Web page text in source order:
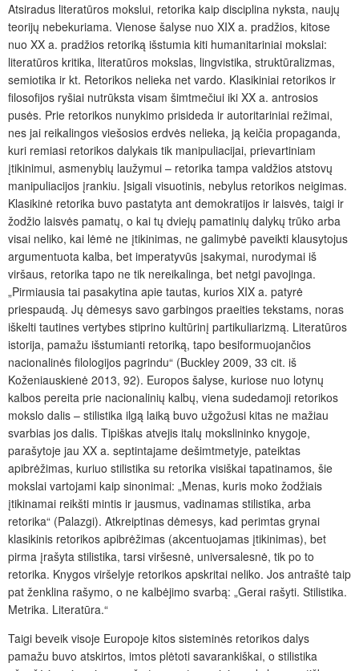
Atsiradus literatūros mokslui, retorika kaip disciplina nyksta, naujų
teorijų nebekuriama. Vienose šalyse nuo XIX a. pradžios, kitose
nuo XX a. pradžios retoriką išstumia kiti humanitariniai mokslai:
literatūros kritika, literatūros mokslas, lingvistika, struktūralizmas,
semiotika ir kt. Retorikos nelieka net vardo. Klasikiniai retorikos ir
filosofijos ryšiai nutrūksta visam šimtmečiui iki XX a. antrosios
pusės. Prie retorikos nunykimo prisideda ir autoritariniai režimai,
nes jai reikalingos viešosios erdvės nelieka, ją keičia propaganda,
kuri remiasi retorikos dalykais tik manipuliacijai, prievartiniam
įtikinimui, asmenybių laužymui – retorika tampa valdžios atstovų
manipuliacijos įrankiu. Įsigali visuotinis, nebylus retorikos neigimas.
Klasikinė retorika buvo pastatyta ant demokratijos ir laisvės, taigi ir
žodžio laisvės pamatų, o kai tų dviejų pamatinių dalykų trūko arba
visai neliko, kai lėmė ne įtikinimas, ne galimybė paveikti klausytojus
argumentuota kalba, bet imperatyvūs įsakymai, nurodymai iš
viršaus, retorika tapo ne tik nereikalinga, bet netgi pavojinga.
„Pirmiausia tai pasakytina apie tautas, kurios XIX a. patyrė
priespaudą. Jų dėmesys savo garbingos praeities tekstams, noras
iškelti tautines vertybes stiprino kultūrinį partikuliarizmą. Literatūros
istorija, pamažu išstumianti retoriką, tapo besiformuojančios
nacionalinės filologijos pagrindu“ (Buckley 2009, 33 cit. iš
Koženiauskienė 2013, 92). Europos šalyse, kuriose nuo lotynų
kalbos pereita prie nacionalinių kalbų, viena sudedamoji retorikos
mokslo dalis – stilistika ilgą laiką buvo užgožusi kitas ne mažiau
svarbias jos dalis. Tipiškas atvejis italų mokslininko knygoje,
parašytoje jau XX a. septintajame dešimtmetyje, pateiktas
apibrėžimas, kuriuo stilistika su retorika visiškai tapatinamos, šie
mokslai vartojami kaip sinonimai: „Menas, kuris moko žodžiais
įtikinamai reikšti mintis ir jausmus, vadinamas stilistika, arba
retorika“ (Palazgi). Atkreiptinas dėmesys, kad perimtas grynai
klasikinis retorikos apibrėžimas (akcentuojamas įtikinimas), bet
pirma įrašyta stilistika, tarsi viršesnė, universalesnė, tik po to
retorika. Knygos viršelyje retorikos apskritai neliko. Jos antraštė taip
pat ženklina rašymo, o ne kalbėjimo svarbą: „Gerai rašyti. Stilistika.
Metrika. Literatūra.“
Taigi beveik visoje Europoje kitos sisteminės retorikos dalys
pamažu buvo atskirtos, imtos plėtoti savarankiškai, o stilistika